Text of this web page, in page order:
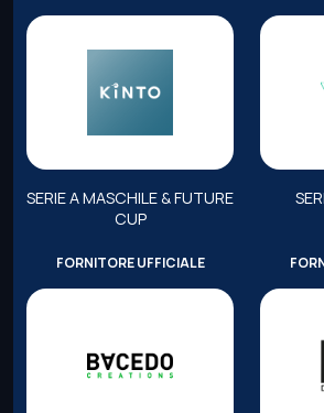
SERIE A MASCHILE & FUTURE
CUP
FORNITORE UFFICIALE